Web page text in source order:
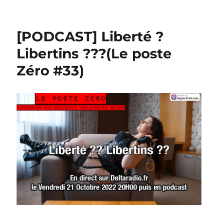
[PODCAST] Liberté ?
Libertins ???(Le poste
Zéro #33)